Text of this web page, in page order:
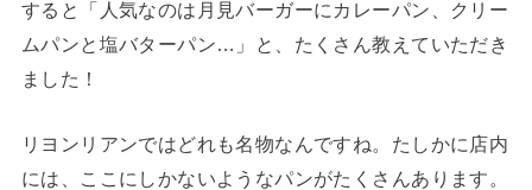
すると「人気なのは月見バーガーにカレーパン、クリー
ムパンと塩バターパン…」と、たくさん教えていただき
ました！
リヨンリアンではどれも名物なんですね。たしかに店内
には、ここにしかないようなパンがたくさんあります。